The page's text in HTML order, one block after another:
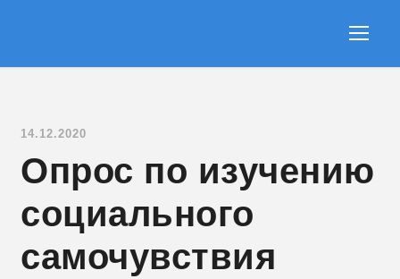
14.12.2020
Опрос по изучению
социального
самочувствия